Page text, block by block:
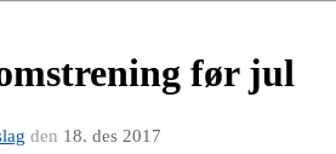
før jul
den 18. des 2017